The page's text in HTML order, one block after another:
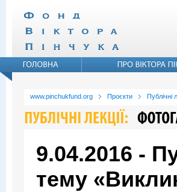
www.pinchukfund.org Проєкти Публічні
9.04.2016 -
тему